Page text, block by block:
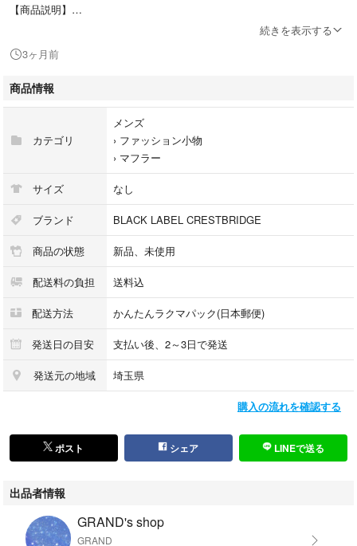
【商品説明】
【カラー】
レッド
フリンジ 9cm
【素材】
カシミヤ10%
※新品ですが自宅保管のため
神経質な方はお控え下さい。
#マフラー
#バーバリー
#BLACKLABELCRESTBRIDGE
#バーバリーブラックレーベル
#ラブレス
#LOVELESS
#URBANRESEARCH アーバンリサーチ
続きを表示する
3ヶ月前
商品情報
カテゴリ
メンズ
› ファッション小物
› マフラー
サイズ なし
ブランド BLACK LABEL CRESTBRIDGE
商品の状態 新品、未使用
配送料の負担 送料込
配送方法 かんたんラクマパック(日本郵便)
発送日の目安 支払い後、2～3日で発送
発送元の地域 埼玉県
購入の流れを確認する
ポスト シェア LINEで送る
出品者情報
GRAND's shop
GRAND